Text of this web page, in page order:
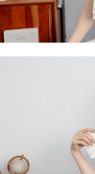
【注意事項】
１．透過由恩沛科技股
易，需依本服務之必要範
權轉讓予恩沛科技股份有
３．未成年的使用者請
「AFTEE先享後付」，
４．使用「AFTEE先享
時審查核予不同之上限
請求用戶進行身份認證。
５．嚴禁一人註冊多個
恩沛科技股份有限公司
7-11取貨付款
每筆NT$60，滿
付款後7-11取貨
每筆NT$60，滿
每筆NT$60，滿